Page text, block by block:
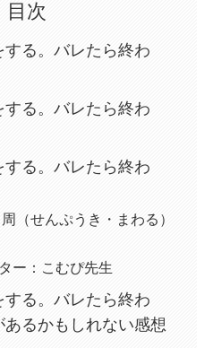
目次
する。バレたら終わ
する。バレたら終わ
する。バレたら終わ
（せんぷうき・まわる）
ー：こむぴ先生
する。バレたら終わ
あるかもしれない感想